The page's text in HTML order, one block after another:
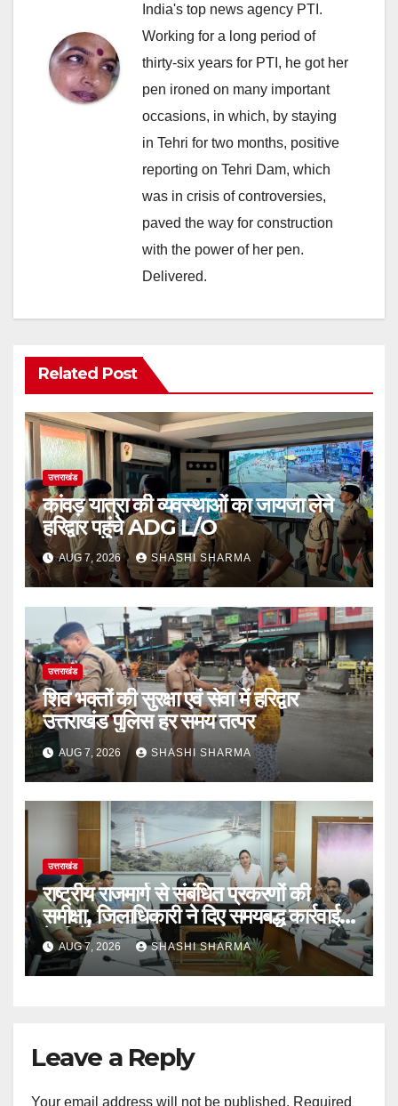
India's top news agency PTI.
Working for a long period of
thirty-six years for PTI, he got her
pen ironed on many important
occasions, in which, by staying
in Tehri for two months, positive
reporting on Tehri Dam, which
was in crisis of controversies,
paved the way for construction
with the power of her pen.
Delivered.
Related Post
उत्तराखंड
कांवड़ यात्रा की व्यवस्थाओं का जायजा लेने
हरिद्वार पहुंचे ADG L/O
AUG 7, 2026 SHASHI SHARMA
उत्तराखंड
शिव भक्तों की सुरक्षा एवं सेवा में हरिद्वार
उत्तराखंड पुलिस हर समय तत्पर
AUG 7, 2026 SHASHI SHARMA
उत्तराखंड
राष्ट्रीय राजमार्ग से संबंधित प्रकरणों की
समीक्षा, जिलाधिकारी ने दिए समयबद्ध कार्रवाई
के निर्देश
AUG 7, 2026 SHASHI SHARMA
Leave a Reply
Your email address will not be published. Required